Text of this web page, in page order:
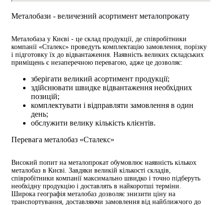
Металобази - величезний асортимент металопрокату
Металобаза у Києві - це склад продукції, де співробітники
компанії «Сталекс» проведуть комплектацію замовлення, порізку
і підготовку їх до відвантаження. Наявність великих складських
приміщень є незаперечною перевагою, адже це дозволяє:
зберігати великий асортимент продукції;
здійснювати швидке відвантаження необхідних
позицій;
комплектувати і відправляти замовлення в один
день;
обслужити велику кількість клієнтів.
Перевага металобаз «Сталекс»
Високий попит на металопрокат обумовлює наявність кількох
металобаз в Києві. Завдяки великій кількості складів,
співробітники компанії максимально швидко і точно підберуть
необхідну продукцію і доставлять в найкоротші терміни.
Широка географія металобаз дозволяє знизити ціну на
транспортування, доставляючи замовлення від найближчого до